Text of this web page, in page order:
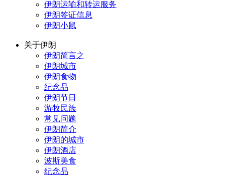
伊朗运输和转运服务
伊朗签证信息
伊朗小鼠
关于伊朗
伊朗简言之
伊朗城市
伊朗食物
纪念品
伊朗节日
游牧民族
常见问题
伊朗简介
伊朗的城市
伊朗酒店
波斯美食
纪念品